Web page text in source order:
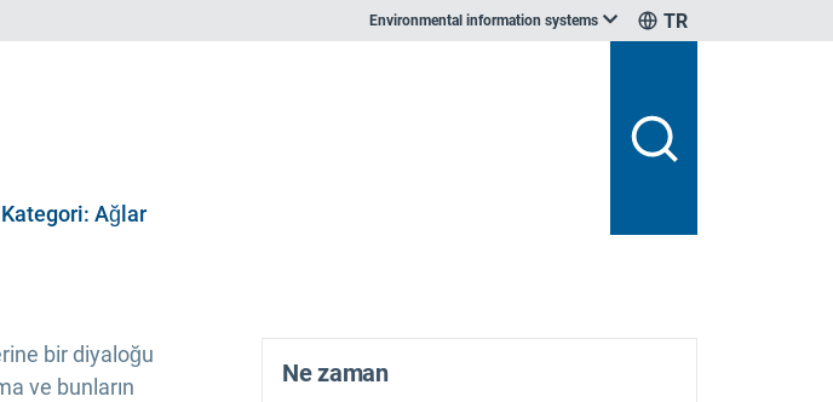
Environmental information systems TR
Kategori: Ağlar
bir diyaloğu
ve bunların
Ne zaman